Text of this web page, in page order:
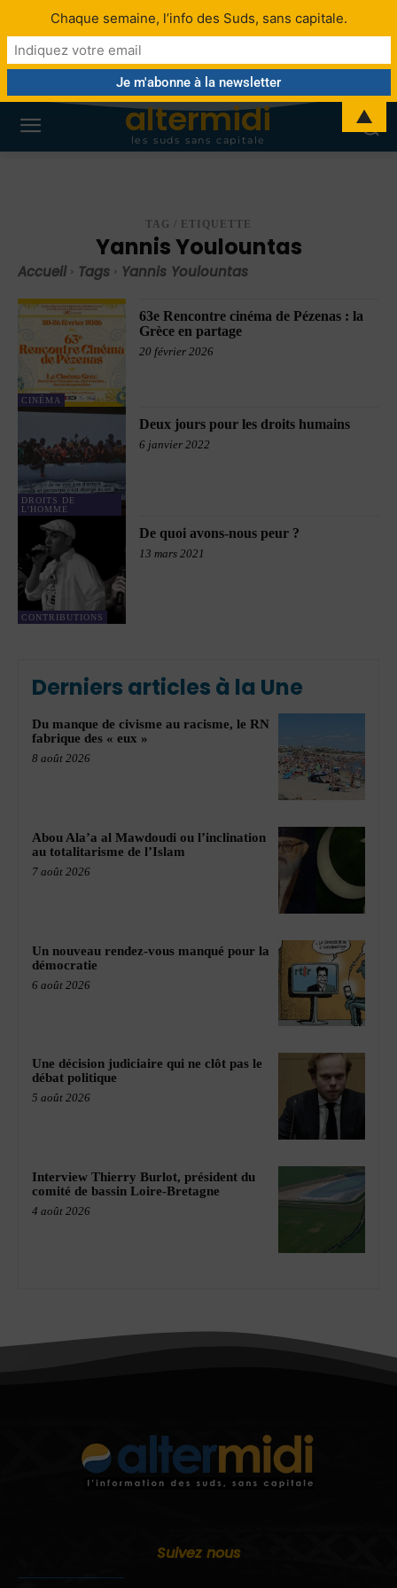
altermidi
les suds sans capitale
TAG / ETIQUETTE
Yannis Youlountas
Accueil Tags Yannis Youlountas
CINÉMA
63e Rencontre cinéma de Pézenas : la
Grèce en partage
20 février 2026
DROITS DE
L'HOMME
Deux jours pour les droits humains
6 janvier 2022
CONTRIBUTIONS
De quoi avons-nous peur ?
13 mars 2021
Derniers articles à la Une
Du manque de civisme au racisme, le RN
fabrique des « eux »
8 août 2026
Abou Ala’a al Mawdoudi ou l’inclination
au totalitarisme de l’Islam
7 août 2026
Un nouveau rendez-vous manqué pour la
démocratie
6 août 2026
Une décision judiciaire qui ne clôt pas le
débat politique
5 août 2026
Interview Thierry Burlot, président du
comité de bassin Loire-Bretagne
4 août 2026
Suivez nous
Chaque semaine, l’info des Suds, sans capitale.
▲